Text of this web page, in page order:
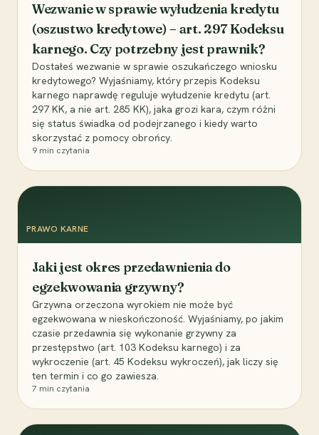
Wezwanie w sprawie wyłudzenia kredytu
(oszustwo kredytowe) – art. 297 Kodeksu
karnego. Czy potrzebny jest prawnik?
Dostałeś wezwanie w sprawie oszukańczego wniosku
kredytowego? Wyjaśniamy, który przepis Kodeksu
karnego naprawdę reguluje wyłudzenie kredytu (art.
297 KK, a nie art. 285 KK), jaka grozi kara, czym różni
się status świadka od podejrzanego i kiedy warto
skorzystać z pomocy obrońcy.
9 min czytania
PRAWO KARNE
Jaki jest okres przedawnienia do
egzekwowania grzywny?
Grzywna orzeczona wyrokiem nie może być
egzekwowana w nieskończoność. Wyjaśniamy, po jakim
czasie przedawnia się wykonanie grzywny za
przestępstwo (art. 103 Kodeksu karnego) i za
wykroczenie (art. 45 Kodeksu wykroczeń), jak liczy się
ten termin i co go zawiesza.
7 min czytania